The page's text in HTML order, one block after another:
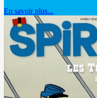
En savoir plus...